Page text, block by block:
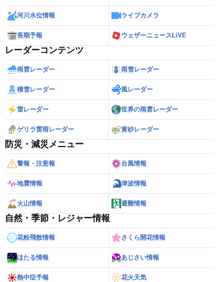
河川水位情報 ライブカメラ
長期予報 ウェザーニュースLiVE
レーダーコンテンツ
雨雲レーダー 雨雪レーダー
積雪レーダー 風レーダー
雷レーダー 世界の雨雲レーダー
ゲリラ雷雨レーダー 黄砂レーダー
防災・減災メニュー
警報・注意報 台風情報
地震情報 津波情報
火山情報 避難情報
自然・季節・レジャー情報
花粉飛散情報 さくら開花情報
ほたる情報 あじさい情報
熱中症予報 花火天気